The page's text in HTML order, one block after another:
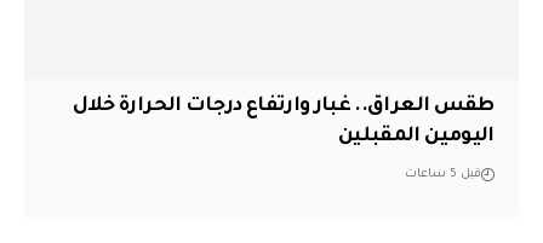
طقس العراق.. غبار وارتفاع درجات الحرارة خلال
اليومين المقبلين
قبل 5 ساعات